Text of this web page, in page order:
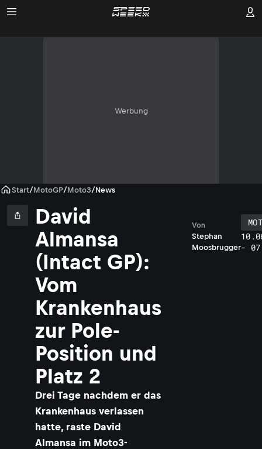
Werbung
Start/MotoGP/Moto3/News
David
Almansa
(Intact GP):
Vom
Krankenhaus
zur Pole-
Position und
Platz 2
Drei Tage nachdem er das
Krankenhaus verlassen
hatte, raste David
Almansa im Moto3-
Stephan
Moosbrugger
Von
-